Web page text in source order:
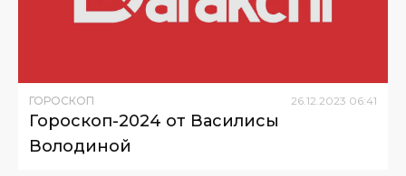
ГОРОСКОП 26 12 2023 06:41
Гороскоп-2024 от Василисы
Володиной